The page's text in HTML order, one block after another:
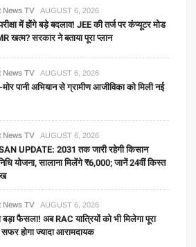
News TV AUGUST 6, 2026
में होंगे बड़े बदलाव! JEE की तर्ज पर कंप्यूटर मोड
खत्म? सरकार ने बताया पूरा प्लान
News TV AUGUST 6, 2026
मोर पानी अभियान से ग्रामीण आजीविका को मिली नई
News TV AUGUST 6, 2026
UPDATE: 2031 तक जारी रहेगी किसान
योजना, सालाना मिलेंगे ₹6,000; जानें 24वीं किस्त
News TV AUGUST 6, 2026
फैसला! अब RAC यात्रियों को भी मिलेगा पूरा
होगा ज्यादा आरामदायक